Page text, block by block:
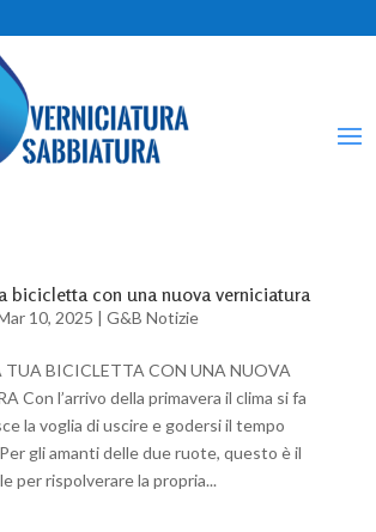
bicicletta con una nuova verniciatura
10, 2025 | G&B Notizie
TUA BICICLETTA CON UNA NUOVA
Con l’arrivo della primavera il clima si fa
la voglia di uscire e godersi il tempo
gli amanti delle due ruote, questo è il
per rispolverare la propria...